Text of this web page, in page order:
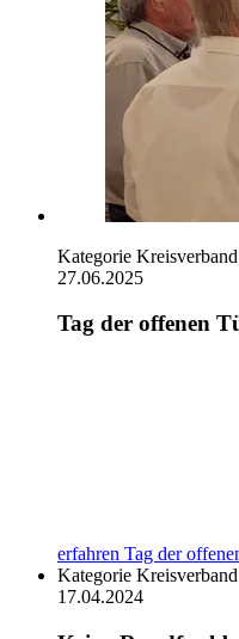
Kategorie
27.06.2025
Tag der offenen
erfahren Tag der
Kategorie
17.04.2024